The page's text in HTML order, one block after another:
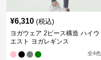
¥6,310 (税込)
ヨガウェア 2ピース構造 ハイウ
エスト ヨガレギンス
全4色